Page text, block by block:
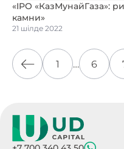
«IPO «КазМунайГаза»:
камни»
21 шілде 2022
1 … 6